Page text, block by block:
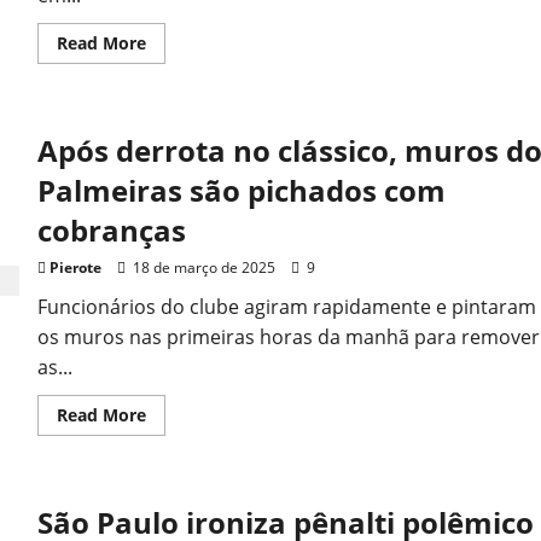
Read MoreRead
more
derrota
Corinthians
Neo
Arena
Após derrota no clássico, muros do
Palmeiras são pichados com
cobranças
Pierote 18 de março de 2025 9
Funcionários do clube agiram rapidamente e pintaram
os muros nas primeiras horas da manhã para remover
as...
Read MoreRead
more
clássico,
muros
São Paulo ironiza pênalti polêmico